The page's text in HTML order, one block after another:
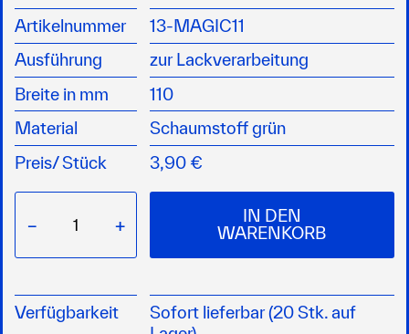
zur Lackverarbeitung
Artikelnummer
13-MAGIC11
Ausführung
zur Lackverarbeitung
Breite in mm
110
Material
Schaumstoff grün
Preis/Stück 3,90 €
− +
IN DEN
WARENKORB
Verfügbarkeit
Sofort lieferbar (20 Stk. auf